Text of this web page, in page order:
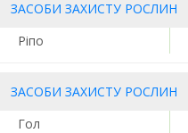
ЗАСОБИ ЗАХИСТУ РОСЛИН
Ріпо
ЗАСОБИ ЗАХИСТУ РОСЛИН
Гол